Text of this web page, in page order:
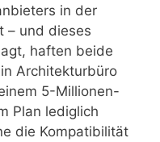
in der
– und dieses
haften beide
Architekturbüro
5-Millionen-
Plan lediglich
die Kompatibilität